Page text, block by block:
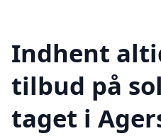
Indhent
tilbud på
taget i